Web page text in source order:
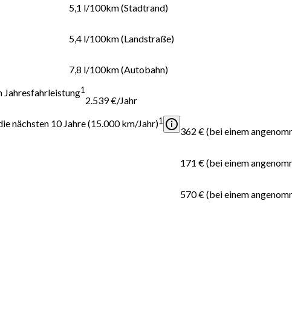
5,1 l/100km (Stadtrand)
5,4 l/100km (Landstraße)
7,8 l/100km (Autobahn)
Jahresfahrleistung1
2.539 €/Jahr
nächsten 10 Jahre (15.000 km/Jahr)1
362 € (bei einem
171 € (bei einem
570 € (bei einem